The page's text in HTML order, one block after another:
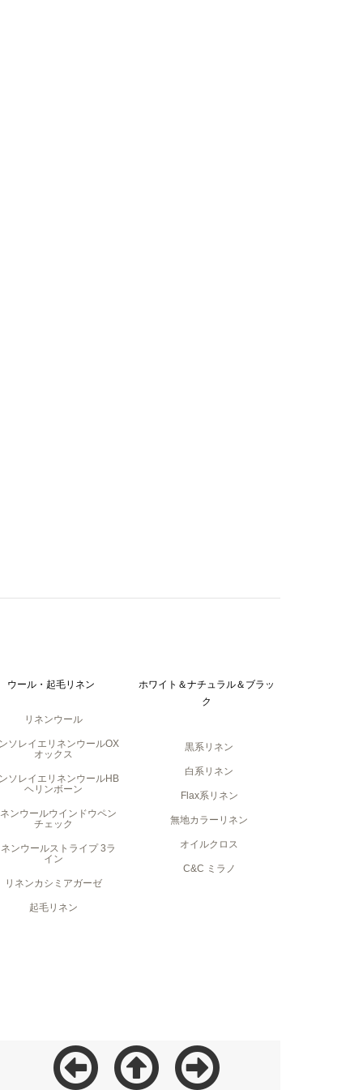
ウール・起毛リネン
リネンウール
ソレイエリネンウールOX
オックス
ソレイエリネンウールHB
ヘリンボーン
ンウールウインドウペン
チェック
ンウールストライプ 3ラ
イン
リネンカシミアガーゼ
起毛リネン
ホワイト＆ナチュラル＆ブラッ
ク
黒系リネン
白系リネン
Flax系リネン
無地カラーリネン
オイルクロス
C&C ミラノ